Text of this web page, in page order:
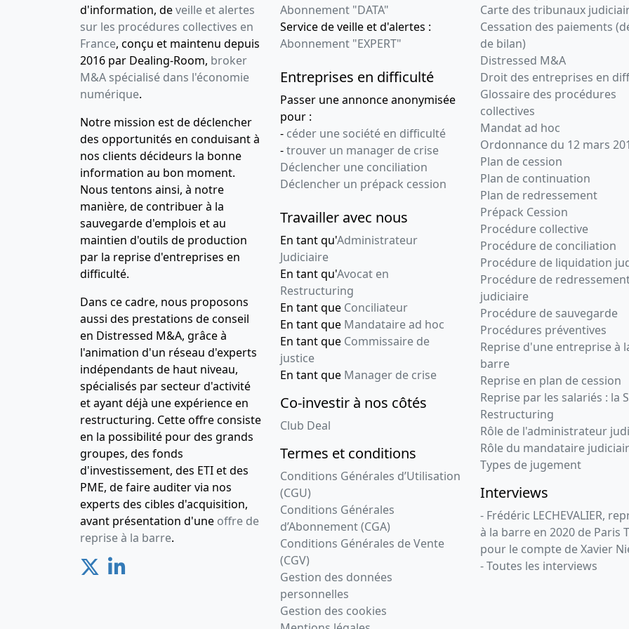
d'information, deveille et alertes
sur les procédures collectives en
France, conçu et maintenu depuis
2016 par Dealing-Room, broker
M&A spécialisé dans l'économie
numérique.
Notre mission est de déclencher
des opportunités en conduisant à
nos clients décideurs la bonne
information au bon moment.
Nous tentons ainsi, à notre
manière, de contribuer à la
sauvegarde d'emplois et au
maintien d'outils de production
par la reprise d'entreprises en
difficulté.
Dans ce cadre, nous proposons
aussi des prestations de conseil
en Distressed M&A, grâce à
l'animation d'un réseau d'experts
indépendants de haut niveau,
spécialisés par secteur d'activité
et ayant déjà une expérience en
restructuring. Cette offre consiste
en la possibilité pour des grands
groupes, des fonds
d'investissement, des ETI et des
PME, de faire auditer via nos
experts des cibles d'acquisition,
avant présentation d'une offre de
reprise à la barre.
Abonnement "DATA"
Service de veille et d'alertes :
Abonnement "EXPERT"
Entreprises en difficulté
Passer une annonce anonymisée
pour :
- céder une société en difficulté
-trouver un manager de crise
Déclencher une conciliation
Déclencher un prépack cession
Travailler avec nous
En tant qu'Administrateur
Judiciaire
En tant qu'Avocat en
Restructuring
En tant que Conciliateur
En tant que Mandataire ad hoc
En tant que Commissaire de
justice
En tant que Manager de crise
Co-investir à nos côtés
Club Deal
Termes et conditions
Conditions Générales d’Utilisation
(CGU)
Conditions Générales
d’Abonnement (CGA)
Conditions Générales de Vente
(CGV)
Gestion des données
personnelles
Gestion des cookies
Carte des tribunaux
Cessation des paiements
de bilan)
Distressed M&A
Droit des entreprises en
Glossaire des procédures
collectives
Mandat ad hoc
Ordonnance du 12 mars
Plan de cession
Plan de continuation
Plan de redressement
Prépack Cession
Procédure collective
Procédure de conciliation
Procédure de liquidation
Procédure de
judiciaire
Procédure de sauvegarde
Procédures préventives
Reprise d'une entreprise à
barre
Reprise en plan de cession
Reprise par les salariés : la
Restructuring
Rôle de l'administrateur
Rôle du mandataire
Types de jugement
Interviews
- Frédéric LECHEVALIER,
à la barre en 2020 de Paris
pour le compte de Xavier
- Toutes les interviews